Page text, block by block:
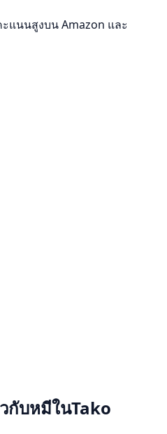
แนนสูงบน Amazon และ
กับหมีในTako